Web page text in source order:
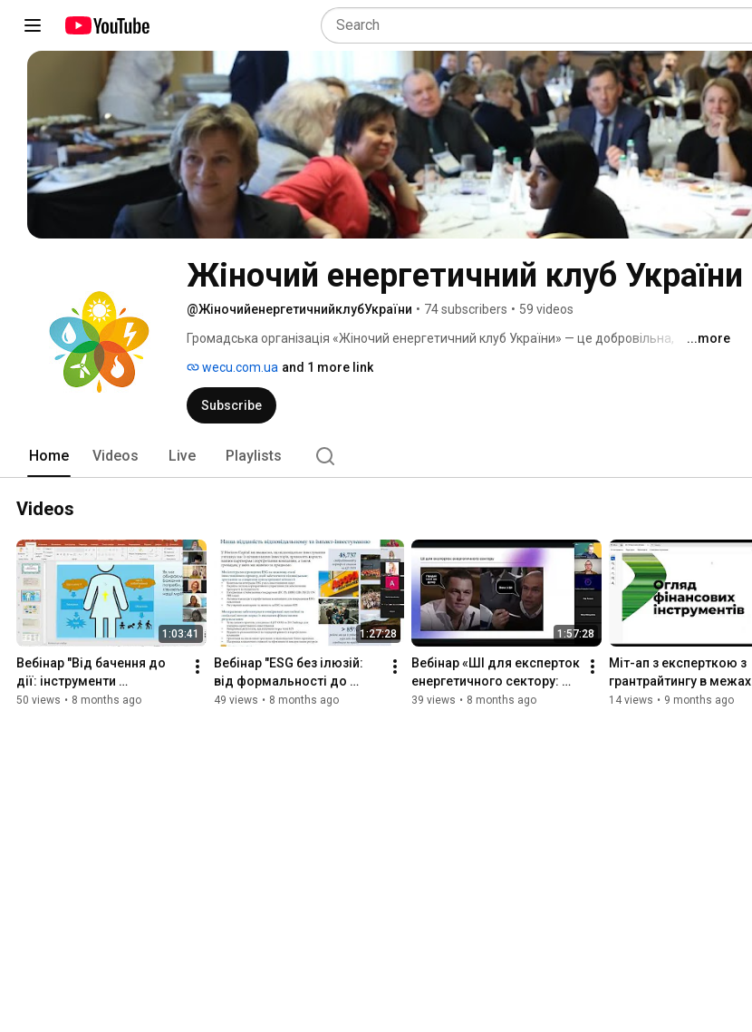
Жіночий енергетичний клуб України
@ЖіночийенергетичнийклубУкраїни • 74 subscribers • 59 videos
Громадська організація «Жіночий енергетичний клуб України» — це добровільна,
...more
wecu.com.ua and 1 more link
Subscribe
Home Videos Live Playlists
Videos
1:03:41
Вебінар "Від бачення до
дії: інструменти
персональної стратегії
50 views • 8 months ago
1:27:28
Вебінар "ESG без ілюзій:
від формальності до
реальної цінності для
49 views • 8 months ago
1:57:28
Вебінар «ШІ для експерток
енергетичного сектору:
від розуміння до
39 views • 8 months ago
Міт-ап з експерткою з
грантрайтингу в межах
програми "Сила жінок в
14 views • 9 months ago